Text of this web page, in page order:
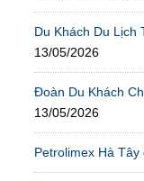
Du Khách Du Lịch
13/05/2026
Đoàn Du Khách
13/05/2026
Petrolimex Hà